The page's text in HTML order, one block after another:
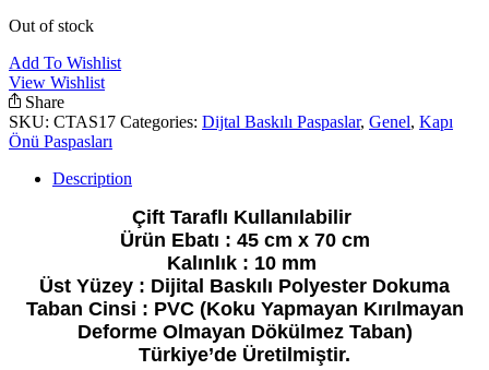
Out of stock
Add To Wishlist
View Wishlist
Share
SKU: CTAS17 Categories: Dijtal Baskılı Paspaslar, Genel, Kapı
Önü Paspasları
Description
Çift Taraflı Kullanılabilir
Ürün Ebatı : 45 cm x 70 cm
Kalınlık : 10 mm
Üst Yüzey : Dijital Baskılı Polyester Dokuma
Taban Cinsi : PVC (Koku Yapmayan Kırılmayan
Deforme Olmayan Dökülmez Taban)
Türkiye’de Üretilmiştir.